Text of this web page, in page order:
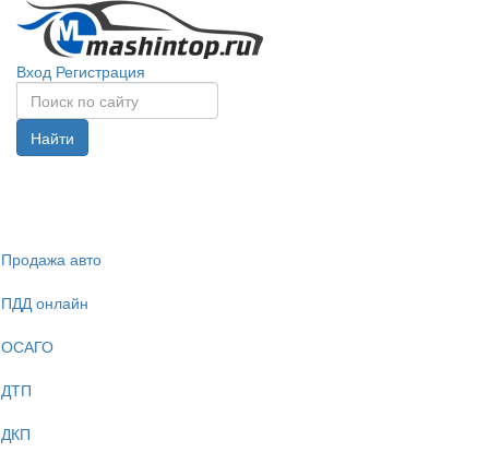
Вход Регистрация
Найти
Продажа авто
ПДД онлайн
ОСАГО
ДТП
ДКП